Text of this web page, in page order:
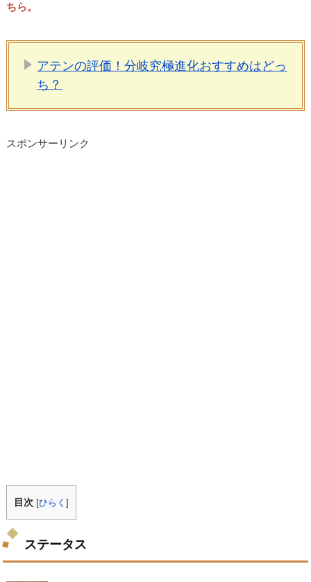
ちら。
アテンの評価！分岐究極進化おすすめはどっ
ち？
スポンサーリンク
目次 [ひらく]
ステータス